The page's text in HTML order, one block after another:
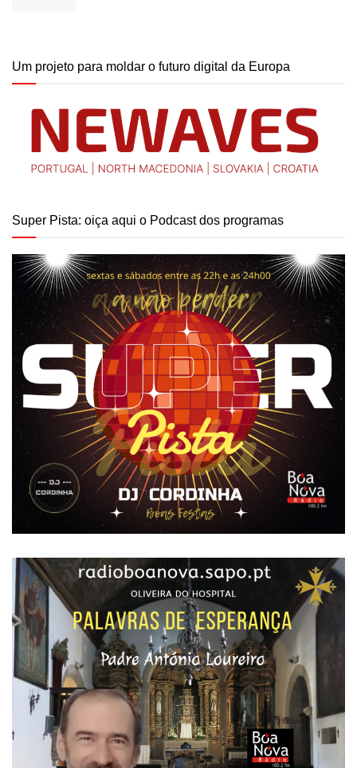
Um projeto para moldar o futuro digital da Europa
Super Pista: oiça aqui o Podcast dos programas